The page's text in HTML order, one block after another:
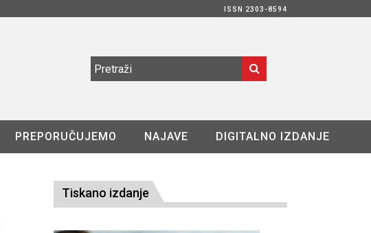
ISSN 2303-8594
PREPORUČUJEMO NAJAVE DIGITALNO IZDANJE
Tiskano izdanje